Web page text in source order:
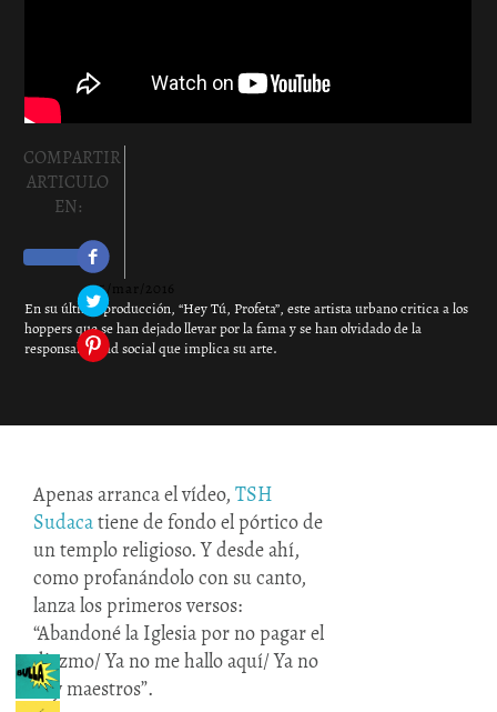
COMPARTIR
ARTICULO
EN:
P
25/mar/2016
En su última producción, “Hey Tú, Profeta”, este artista urbano critica a los
hoppers que se han dejado llevar por la fama y se han olvidado de la
responsabilidad social que implica su arte.
Apenas arranca el vídeo, TSH
Sudacatiene de fondo el pórtico de
un templo religioso. Y desde ahí,
como profanándolo con su canto,
lanza los primeros versos:
“Abandoné la Iglesia por no pagar el
diezmo/ Ya no me hallo aquí/ Ya no
hay maestros”.